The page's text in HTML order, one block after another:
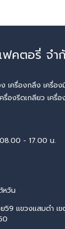
คตอรี่ จำ
เครื่องกลึง เครื่อ
รื่องรีดเกลียว เครื่อ
08.00 - 17.00 น.
หวัน
59 แขวงแสมดำ เข